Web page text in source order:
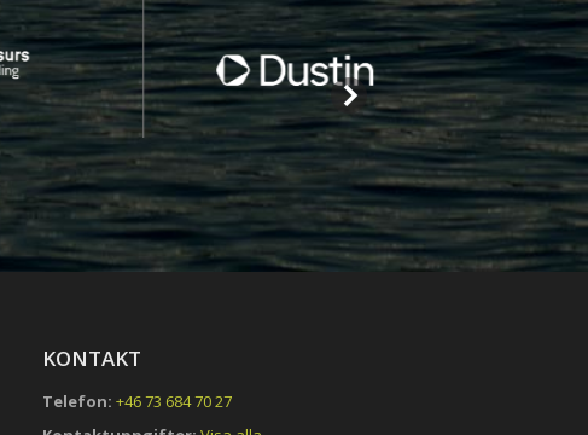
KONTAKT
Telefon: +46 73 684 70 27